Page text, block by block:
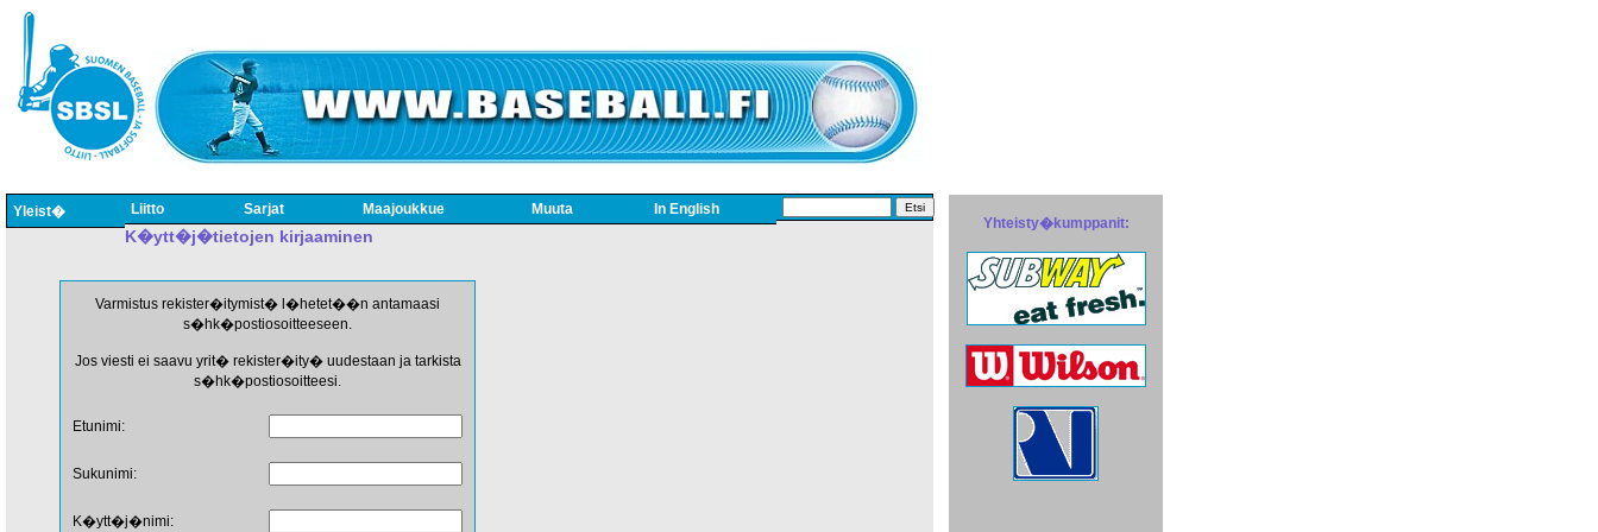
Yleist� Liitto Sarjat Maajoukkue Muuta In English
K�ytt�j�tietojen kirjaaminen
Varmistus rekister�itymist� l�hetet��n antamaasi
s�hk�postiosoitteeseen.
Jos viesti ei saavu yrit� rekister�ity� uudestaan ja tarkista
s�hk�postiosoitteesi.
Etunimi:
Sukunimi:
K�ytt�j�nimi:
Yhteisty�kumppanit: